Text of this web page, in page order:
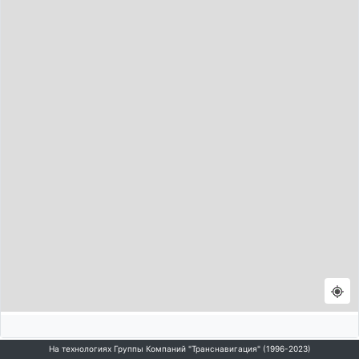
На технологиях Группы Компаний "Транснавигация" (1996-2023)